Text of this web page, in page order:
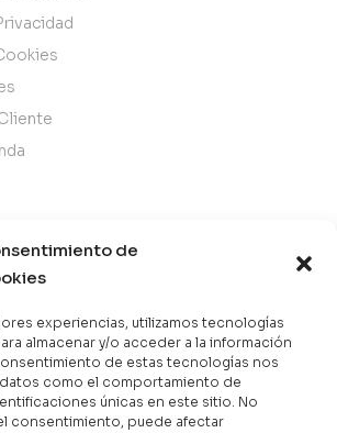
de
experiencias, utilizamos tecnologías
almacenar y/o acceder a la información
de estas tecnologías nos
como el comportamiento de
únicas en este sitio. No
consentimiento, puede afectar